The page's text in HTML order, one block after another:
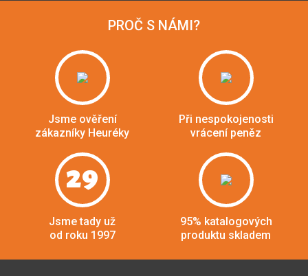
PROČ S NÁMI?
Jsme ověření
zákazníky Heuréky
Při nespokojenosti
vrácení peněz
29
Jsme tady už
od roku 1997
95% katalogových
produktu skladem